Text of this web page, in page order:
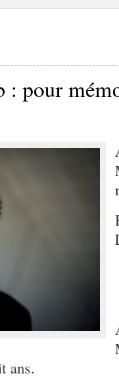
: pour
ans.